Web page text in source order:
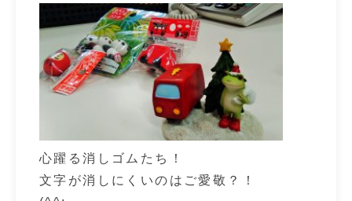
心躍る消しゴムたち！
文字が消しにくいのはご愛敬？！